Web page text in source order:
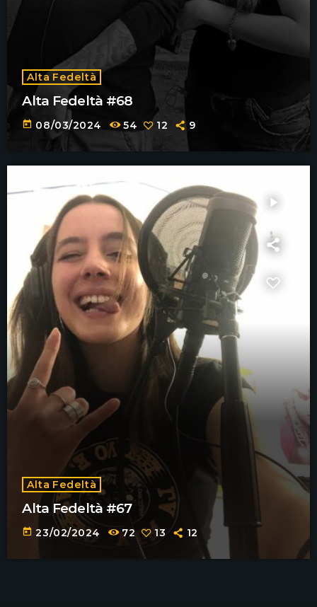
Alta Fedeltà
Alta Fedeltà #68
today 08/03/2024 54 12 9
play_arrow
Alta Fedeltà
Alta Fedeltà #67
today 23/02/2024 72 13 12